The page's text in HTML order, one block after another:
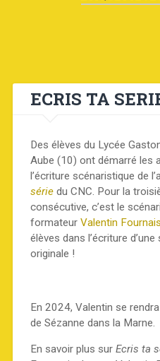
ECRIS TA
Des élèves du Lycée
Aube (10) ont démarré les
l’écriture scénaristique de
sériedu CNC. Pour la
consécutive, c’est le
formateur Valentin
élèves dans l’écriture
originale !
En 2024, Valentin se
de Sézanne dans la Marne.
En savoir plus sur Ecris ta